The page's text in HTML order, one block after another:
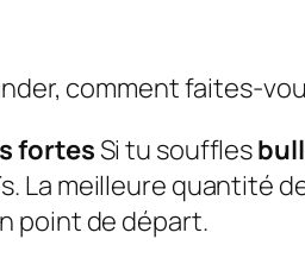
comment faites-
fortesSi tu souffles
La meilleure quantité
point de départ.